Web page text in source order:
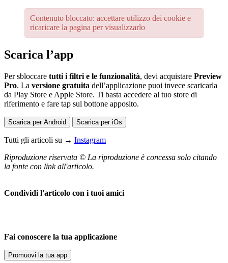
Contenuto bloccato: accettare utilizzo dei cookie e
ricaricare la pagina per visualizzarlo
Scarica l’app
Per sbloccare tutti i filtri e le funzionalità, devi acquistare Preview
Pro. La versione gratuita dell’applicazione puoi invece scaricarla
da Play Store e Apple Store. Ti basta accedere al tuo store di
riferimento e fare tap sul bottone apposito.
Scarica per Android Scarica per iOs
Tutti gli articoli su → Instagram
Riproduzione riservata © La riproduzione è concessa solo citando
la fonte con link all'articolo.
Condividi l'articolo con i tuoi amici
Fai conoscere la tua applicazione
Promuovi la tua app